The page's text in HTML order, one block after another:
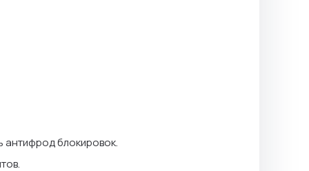
антифрод блокировок.